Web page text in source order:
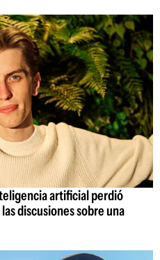
artificial perdió
discusiones sobre una